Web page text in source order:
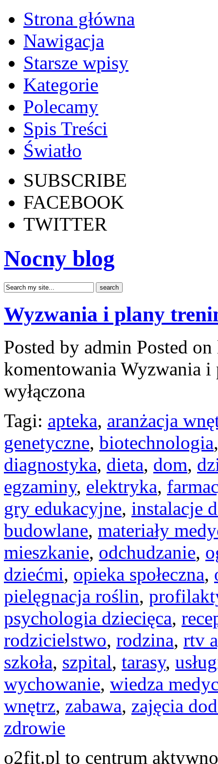
Strona główna
Nawigacja
Starsze wpisy
Kategorie
Polecamy
Spis Treści
Światło
SUBSCRIBE
FACEBOOK
TWITTER
Nocny blog
Wyzwania i plany
Posted by admin Posted
komentowania Wyzwania i
wyłączona
Tagi: apteka, aranżacja
genetyczne, biotechnologia
diagnostyka, dieta, dom,
egzaminy, elektryka,
gry edukacyjne, instalacje
budowlane, materiały
mieszkanie, odchudzanie,
dziećmi, opieka społeczna,
pielęgnacja roślin,
psychologia dziecięca,
rodzicielstwo, rodzina, rtv
szkoła, szpital, tarasy,
wychowanie, wiedza
wnętrz, zabawa, zajęcia
zdrowie
o2fit.pl to centrum